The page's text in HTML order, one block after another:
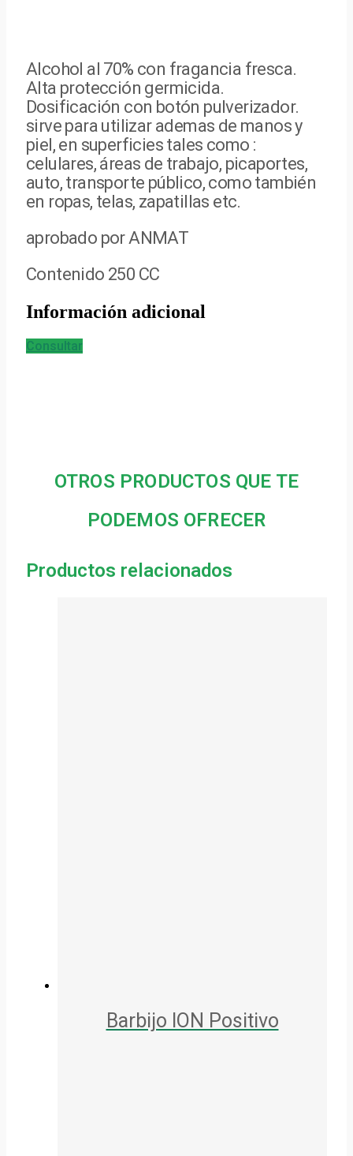
Alcohol al 70% con fragancia fresca.
Alta protección germicida.
Dosificación con botón pulverizador.
sirve para utilizar ademas de manos y
piel, en superficies tales como :
celulares, áreas de trabajo, picaportes,
auto, transporte público, como también
en ropas, telas, zapatillas etc.
aprobado por ANMAT
Contenido 250 CC
Información adicional
Consultar
OTROS PRODUCTOS QUE TE
PODEMOS OFRECER
Productos relacionados
Barbijo ION Positivo